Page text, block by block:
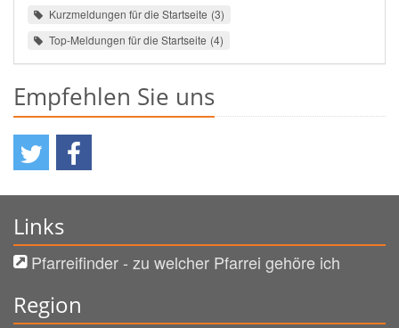
Kurzmeldungen für die Startseite 3
Top-Meldungen für die Startseite 4
Empfehlen Sie uns
Links
Pfarreifinder - zu welcher Pfarrei gehöre ich
Region